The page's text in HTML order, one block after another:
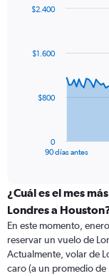
data
The
categories.
Range:
categories.
The
chart
has
90 días antes
0
$800
$1.600
$2.400
¿Cuál es el mes
Londres a
En este momento,
reservar un vuelo de
Actualmente, volar de
caro (a un promedio